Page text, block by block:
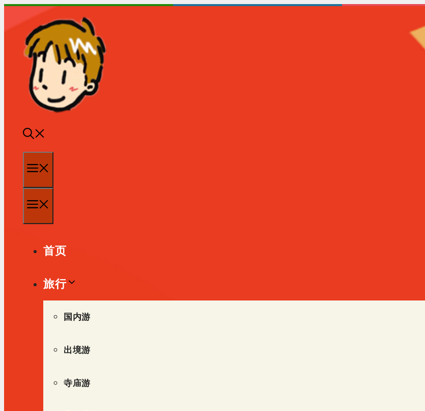
至
首页
旅行
国内游
出境游
寺庙游